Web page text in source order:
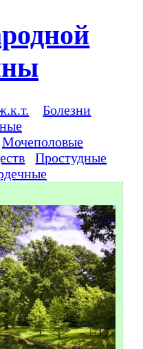
Болезни
Мочеполовые
Простудные